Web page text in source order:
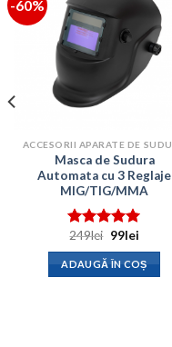
-60%
Masca de Sudura
Automata cu 3 Reglaje
MIG/TIG/MMA
Evaluat la
5.00din 5
249lei Prețul
a
fost:
249lei.
99leiPrețul
este:
99lei.
ADAUGĂ ÎN COȘ